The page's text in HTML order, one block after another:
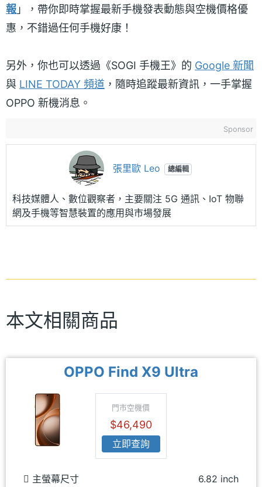
報 」，帶你即時掌握最新手機發表動態與空機價格優
惠，不錯過任何手機好康！
另外，你也可以透過《SOGI 手機王》的 Google 新聞
與 LINE TODAY 頻道 ，隨時追蹤最新資訊，一手掌握
OPPO 新機消息。
Sponsor
張里歐 Leo 總編輯
科技媒體人、數位觀察者，主要關注 5G 通訊、IoT 物聯
網及手機等智慧裝置的應用與市場發展
本文相關商品
OPPO Find X9 Ultra
門市空機價
$46,490
立即查詢
主螢幕尺寸 6.82 inch